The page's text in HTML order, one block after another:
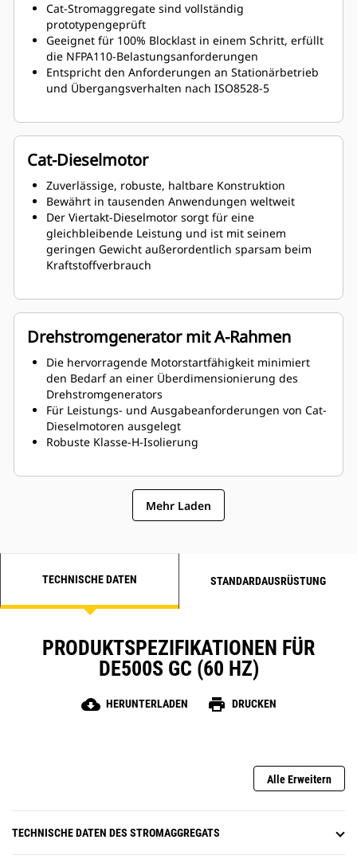
Cat-Stromaggregate sind vollständig
prototypengeprüft
Geeignet für 100% Blocklast in einem Schritt, erfüllt
die NFPA110-Belastungsanforderungen
Entspricht den Anforderungen an Stationärbetrieb
und Übergangsverhalten nach ISO8528-5
Cat-Dieselmotor
Zuverlässige, robuste, haltbare Konstruktion
Bewährt in tausenden Anwendungen weltweit
Der Viertakt-Dieselmotor sorgt für eine
gleichbleibende Leistung und ist mit seinem
geringen Gewicht außerordentlich sparsam beim
Kraftstoffverbrauch
Drehstromgenerator mit A-Rahmen
Die hervorragende Motorstartfähigkeit minimiert
den Bedarf an einer Überdimensionierung des
Drehstromgenerators
Für Leistungs- und Ausgabeanforderungen von Cat-
Dieselmotoren ausgelegt
Robuste Klasse-H-Isolierung
Mehr Laden
TECHNISCHE DATEN STANDARDAUSRÜSTUNG
PRODUKTSPEZIFIKATIONEN FÜR
DE500S GC (60 HZ)
cloud_download HERUNTERLADEN print DRUCKEN
Alle Erweitern
TECHNISCHE DATEN DES STROMAGGREGATS